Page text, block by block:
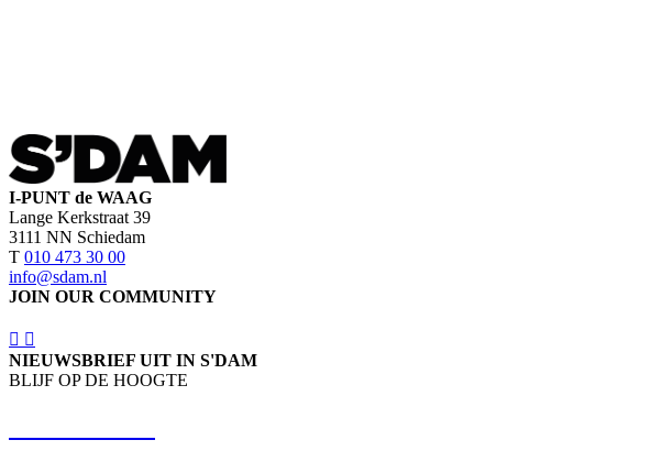
I-PUNT de WAAG
Lange Kerkstraat 39
3111 NN Schiedam
T 010 473 30 00
info@sdam.nl
JOIN OUR COMMUNITY
NIEUWSBRIEF UIT IN S'DAM
BLIJF OP DE HOOGTE